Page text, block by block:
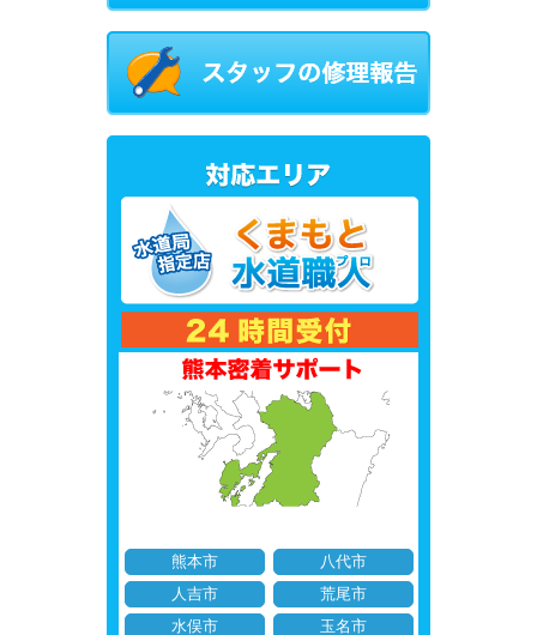
熊本市
八代市
人吉市
荒尾市
水俣市
玉名市